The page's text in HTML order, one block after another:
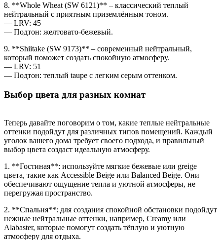
8. **Whole Wheat (SW 6121)** – классический теплый
нейтральный с приятным приземлённым тоном.
— LRV: 45
— Подтон: желтовато-бежевый.
9. **Shiitake (SW 9173)** – современный нейтральный,
который поможет создать спокойную атмосферу.
— LRV: 51
— Подтон: теплый taupe с легким серым оттенком.
Выбор цвета для разных комнат
Теперь давайте поговорим о том, какие теплые нейтральные
оттенки подойдут для различных типов помещений. Каждый
уголок вашего дома требует своего подхода, и правильный
выбор цвета создаст идеальную атмосферу.
1. **Гостиная**: используйте мягкие бежевые или greige
цвета, такие как Accessible Beige или Balanced Beige. Они
обеспечивают ощущение тепла и уютной атмосферы, не
перегружая пространство.
2. **Спальня**: для создания спокойной обстановки подойдут
нежные нейтральные оттенки, например, Creamy или
Alabaster, которые помогут создать тёплую и уютную
атмосферу для отдыха.